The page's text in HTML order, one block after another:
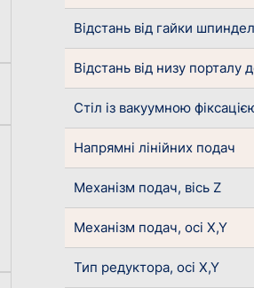
Відстань від гайки
Відстань від низу порталу
Стіл із вакуумною
Напрямні лінійних подач
Механізм подач, вісь Z
Механізм подач, осі X,Y
Тип редуктора, осі X,Y